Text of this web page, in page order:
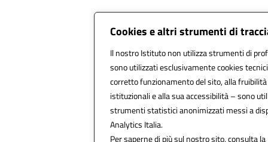
Cookies e altri strumenti di
Il nostro Istituto non utilizza strumenti di
sono utilizzati esclusivamente cookies
corretto funzionamento del sito, alla
istituzionali e alla sua accessibilità – sono
strumenti statistici anonimizzati messi a
Analytics Italia.
Per saperne di più sul nostro sito, consulta